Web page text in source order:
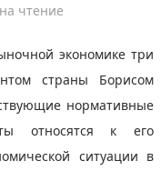
чтение
экономике три
страны Борисом
нормативные
относятся к его
ситуации в